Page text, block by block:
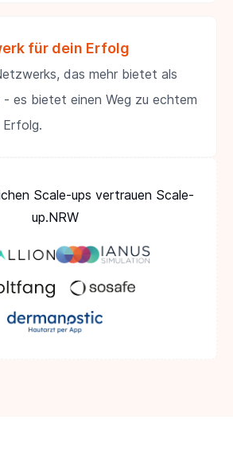
für dein Erfolg
das mehr bietet als
- es bietet einen Weg zu echtem
Erfolg.
Scale-ups vertrauen Scale-
up.NRW